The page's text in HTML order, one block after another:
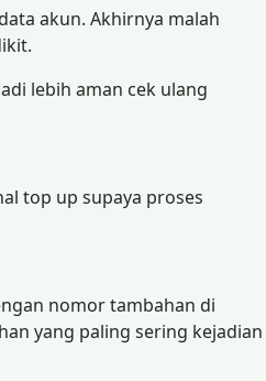
akun. Akhirnya malah
lebih aman cek ulang
top up supaya proses
nomor tambahan di
yang paling sering kejadian